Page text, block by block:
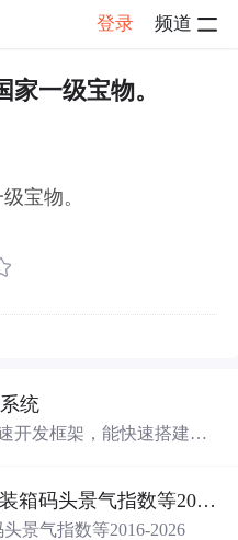
登录 频道
帖子详情
一级宝物。
宝物。
统
开发框架，能快速搭建应
生成api接口代码，一键生
于 Gin和 Vue3的Arco D
NPI综合景气指数 NPI集装箱码头景气指数等2016-2026
景气指数等2016-2026